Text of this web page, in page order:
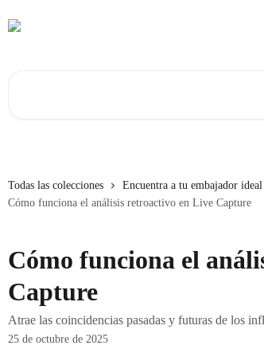
Todas las colecciones Encuentra a tu embajador ideal
Cómo funciona el análisis retroactivo en Live Capture
Cómo funciona el
Capture
Atrae las coincidencias pasadas y futuras de los
25 de octubre de 2025